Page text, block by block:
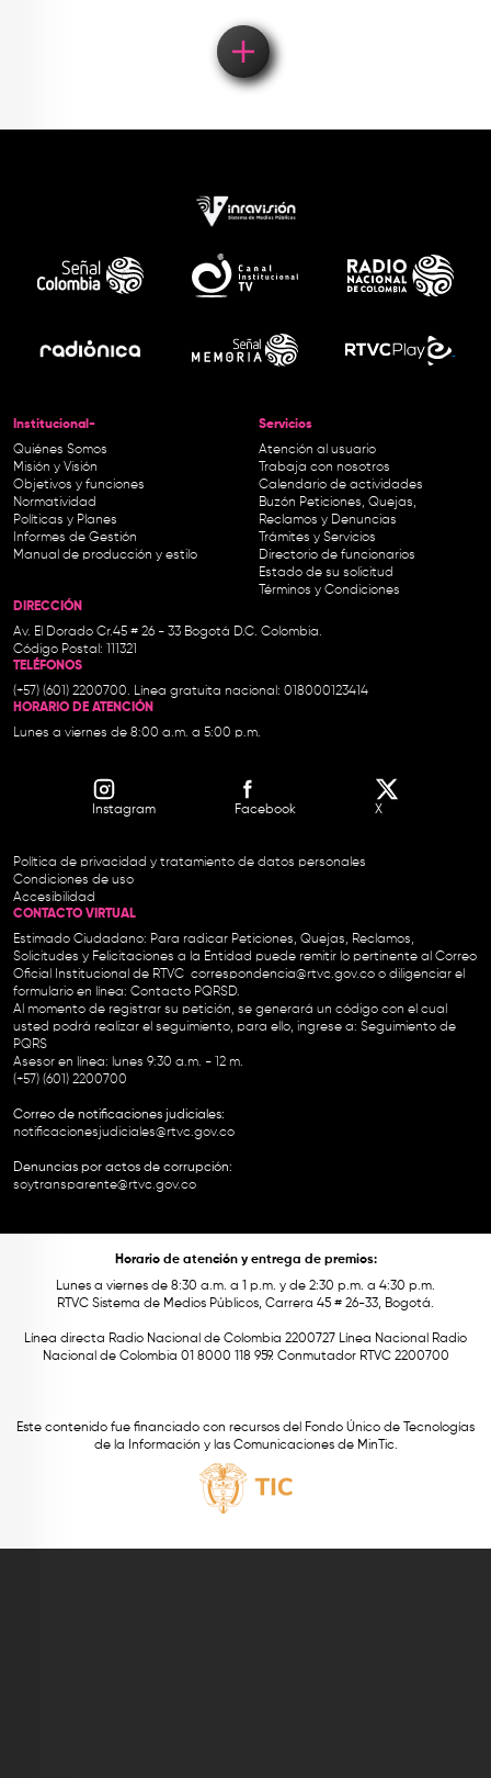
Institucional-
Quiénes Somos
Misión y Visión
Objetivos y funciones
Normatividad
Políticas y Planes
Informes de Gestión
Manual de producción y estilo
Servicios
Atención al usuario
Trabaja con nosotros
Calendario de actividades
Buzón Peticiones, Quejas,
Reclamos y Denuncias
Trámites y Servicios
Directorio de funcionarios
Estado de su solicitud
Términos y Condiciones
DIRECCIÓN
Av. El Dorado Cr.45 # 26 - 33 Bogotá D.C. Colombia.
Código Postal: 111321
TELÉFONOS
(+57) (601) 2200700. Línea gratuita nacional: 018000123414
HORARIO DE ATENCIÓN
Lunes a viernes de 8:00 a.m. a 5:00 p.m.
Instagram Facebook X
Política de privacidad y tratamiento de datos personales
Condiciones de uso
Accesibilidad
CONTACTO VIRTUAL
Estimado Ciudadano: Para radicar Peticiones, Quejas, Reclamos,
Solicitudes y Felicitaciones a la Entidad puede remitir lo pertinente al Correo
Oficial Institucional de RTVC correspondencia@rtvc.gov.co o diligenciar el
formulario en línea: Contacto PQRSD.
Al momento de registrar su petición, se generará un código con el cual
usted podrá realizar el seguimiento, para ello, ingrese a: Seguimiento de
PQRS
Asesor en línea: lunes 9:30 a.m. - 12 m.
(+57) (601) 2200700
Correo de notificaciones judiciales:
notificacionesjudiciales@rtvc.gov.co
Denuncias por actos de corrupción:
soytransparente@rtvc.gov.co
Horario de atención y entrega de premios:
Lunes a viernes de 8:30 a.m. a 1 p.m. y de 2:30 p.m. a 4:30 p.m.
RTVC Sistema de Medios Públicos, Carrera 45 # 26-33, Bogotá.
Línea directa Radio Nacional de Colombia 2200727 Línea Nacional Radio
Nacional de Colombia 01 8000 118 959. Conmutador RTVC 2200700
Este contenido fue financiado con recursos del Fondo Único de Tecnologías
de la Información y las Comunicaciones de MinTic.